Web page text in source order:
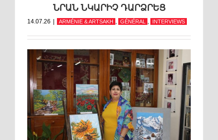
ՆՐԱՆ ՆԿԱՐԻՉ ԴԱՐՁՐԵՑ
14.07.26 ARMÉNIE & ARTSAKH , GÉNÉRAL , INTERVIEWS